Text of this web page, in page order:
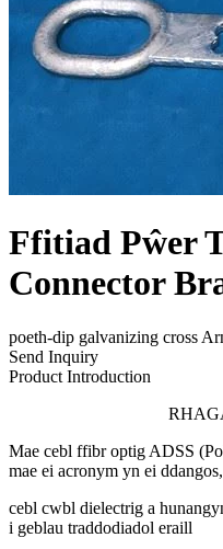
Ffitiad Pŵer
Connector
poeth-dip galvanizing cross
Send Inquiry
Product Introduction
Mae cebl ffibr optig ADSS
mae ei acronym yn ei
cebl cwbl dielectrig a
i geblau traddodiadol eraill